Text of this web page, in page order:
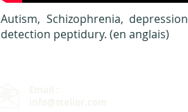
Autism, Schizophrenia, depression
detection peptidury. (en anglais)